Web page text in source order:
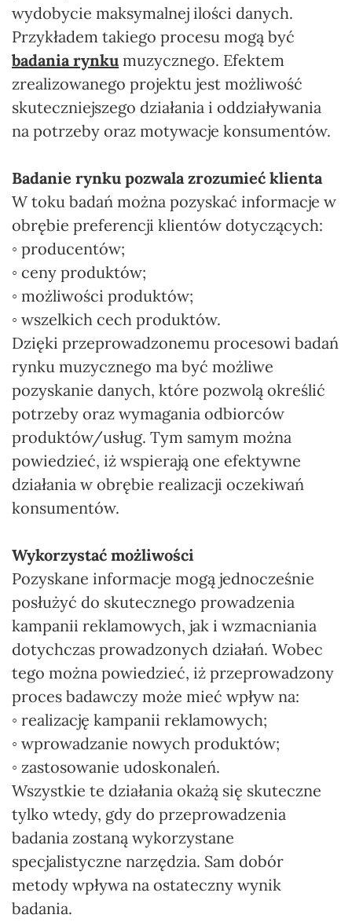
wydobycie maksymalnej ilości danych.
Przykładem takiego procesu mogą być
badania rynku muzycznego. Efektem
zrealizowanego projektu jest możliwość
skuteczniejszego działania i oddziaływania
na potrzeby oraz motywacje konsumentów.
Badanie rynku pozwala zrozumieć klienta
W toku badań można pozyskać informacje w
obrębie preferencji klientów dotyczących:
◦ producentów;
◦ ceny produktów;
◦ możliwości produktów;
◦ wszelkich cech produktów.
Dzięki przeprowadzonemu procesowi badań
rynku muzycznego ma być możliwe
pozyskanie danych, które pozwolą określić
potrzeby oraz wymagania odbiorców
produktów/usług. Tym samym można
powiedzieć, iż wspierają one efektywne
działania w obrębie realizacji oczekiwań
konsumentów.
Wykorzystać możliwości
Pozyskane informacje mogą jednocześnie
posłużyć do skutecznego prowadzenia
kampanii reklamowych, jak i wzmacniania
dotychczas prowadzonych działań. Wobec
tego można powiedzieć, iż przeprowadzony
proces badawczy może mieć wpływ na:
◦ realizację kampanii reklamowych;
◦ wprowadzanie nowych produktów;
◦ zastosowanie udoskonaleń.
Wszystkie te działania okażą się skuteczne
tylko wtedy, gdy do przeprowadzenia
badania zostaną wykorzystane
specjalistyczne narzędzia. Sam dobór
metody wpływa na ostateczny wynik
badania.